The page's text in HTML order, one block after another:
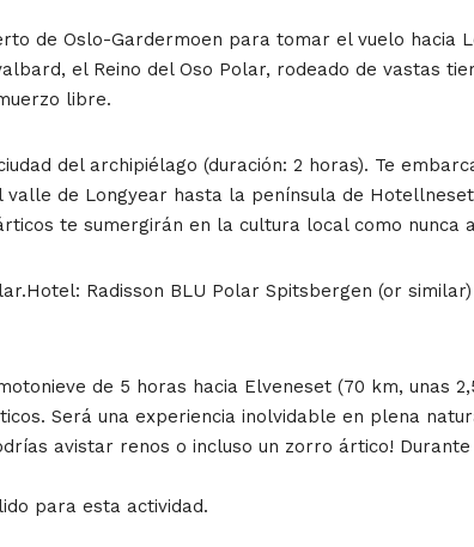
de Oslo-Gardermoen para tomar el vuelo hacia
el Reino del Oso Polar, rodeado de vastas
libre.
del archipiélago (duración: 2 horas). Te
de Longyear hasta la península de
te sumergirán en la cultura local como nunca
Radisson BLU Polar Spitsbergen (or similar)
de 5 horas hacia Elveneset (70 km, unas
Será una experiencia inolvidable en plena
avistar renos o incluso un zorro ártico!
para esta actividad.